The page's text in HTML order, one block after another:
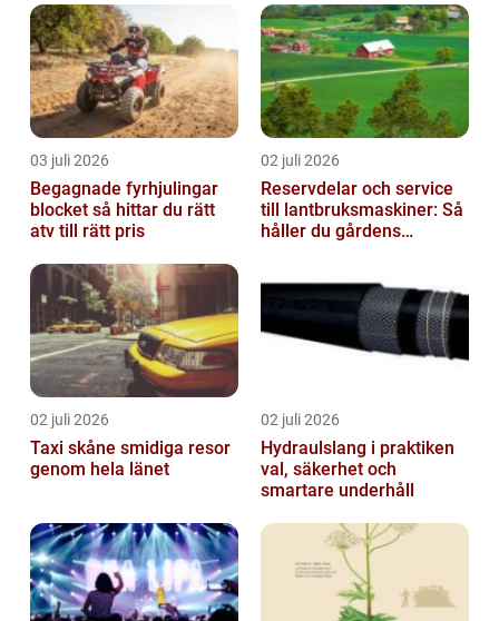
03 juli 2026
Begagnade fyrhjulingar
blocket så hittar du rätt
atv till rätt pris
02 juli 2026
Reservdelar och service
till lantbruksmaskiner: Så
håller du gårdens
02 juli 2026
Taxi skåne smidiga resor
genom hela länet
02 juli 2026
Hydraulslang i praktiken
val, säkerhet och
smartare underhåll